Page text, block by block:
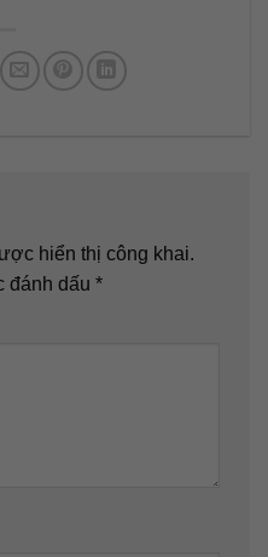
hiển thị công khai.
đánh dấu *